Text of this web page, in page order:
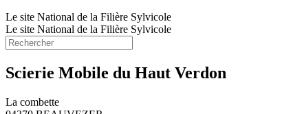
Le site National de la Filière Sylvicole
Le site National de la Filière Sylvicole
Scierie Mobile du Haut Verdon
La combette